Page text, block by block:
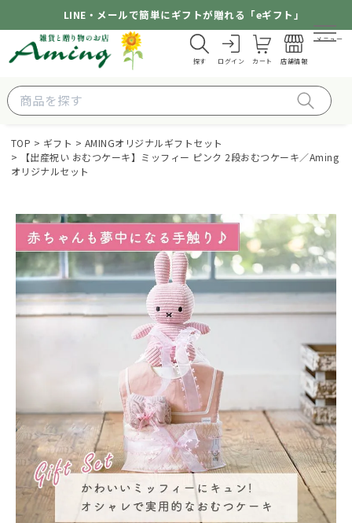
LINE・メールで簡単にギフトが贈れる「eギフト」
探す ログイン カート 店舗情報
メニュー
TOP ギフト
AMINGオリジナルギフトセット
【出産祝い おむつケーキ】ミッフィー ピンク 2段おむつケーキ／Aming
オリジナルセット